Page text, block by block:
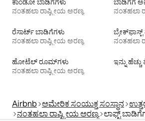
ಕಾಂಡೋ ಬಾಡಿಗೆಗಳು
ನಂತಹಲಾ ರಾಷ್ಟ್ರೀಯ ಅರಣ್ಯ
ಬಾಡಿಗೆಗೆ
ನಂತಹಲಾ
ರೆಸಾರ್ಟ್ ಬಾಡಿಗೆಗಳು
ನಂತಹಲಾ ರಾಷ್ಟ್ರೀಯ ಅರಣ್ಯ
ನಂತಹಲಾ
ಹೋಟೆಲ್ ರೂಮ್‌ಗಳು
ನಂತಹಲಾ ರಾಷ್ಟ್ರೀಯ ಅರಣ್ಯ
ಇನ್ನು
Airbnb ಅಮೇರಿಕ ಸಂಯುಕ್ತ ಸಂಸ್ಥಾನ
ನಂತಹಲಾ ರಾಷ್ಟ್ರೀಯ ಅರಣ್ಯ ಲಾಫ್ಟ್‌